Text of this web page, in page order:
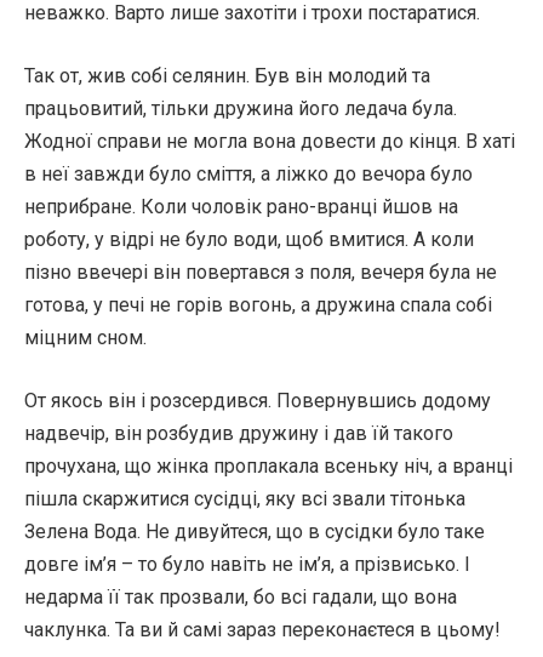
неважко. Варто лише захотіти і трохи постаратися.
Так от, жив собі селянин. Був він молодий та
працьовитий, тільки дружина його ледача була.
Жодної справи не могла вона довести до кінця. В хаті
в неї завжди було сміття, а ліжко до вечора було
неприбране. Коли чоловік рано-вранці йшов на
роботу, у відрі не було води, щоб вмитися. А коли
пізно ввечері він повертався з поля, вечеря була не
готова, у печі не горів вогонь, а дружина спала собі
міцним сном.
От якось він і розсердився. Повернувшись додому
надвечір, він розбудив дружину і дав їй такого
прочухана, що жінка проплакала всеньку ніч, а вранці
пішла скаржитися сусідці, яку всі звали тітонька
Зелена Вода. Не дивуйтеся, що в сусідки було таке
довге ім’я – то було навіть не ім’я, а прізвисько. І
недарма її так прозвали, бо всі гадали, що вона
чаклунка. Та ви й самі зараз переконаєтеся в цьому!